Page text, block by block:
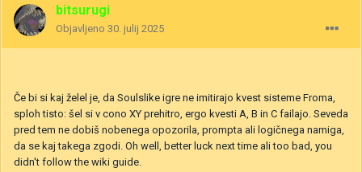
bitsurugi
Objavljeno 30. julij 2025
Če bi si kaj želel je, da Soulslike igre ne imitirajo kvest sisteme Froma,
sploh tisto: šel si v cono XY prehitro, ergo kvesti A, B in C failajo. Seveda
pred tem ne dobiš nobenega opozorila, prompta ali logičnega namiga,
da se kaj takega zgodi. Oh well, better luck next time ali too bad, you
didn't follow the wiki guide.